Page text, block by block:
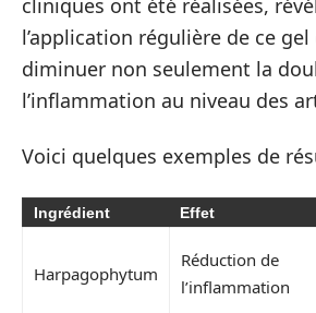
l’application régulière de ce
diminuer non seulement la
l’inflammation au niveau des
Voici quelques exemples de
Ingrédient Effet
Harpagophytum
Réduction de
l’inflammation